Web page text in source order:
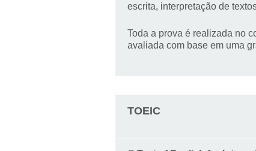
escrita, interpretação de
Toda a prova é realizada no
avaliada com base em uma
TOEIC